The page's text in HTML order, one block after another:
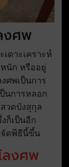
งศพ
ดาะเคราะห์
นัก หรืออยู่
ศพเป็นการ
ป็นการหลอก
วดบังสุกุล
ก็เป็นอีก
ดพิธีนี้ขึ้น
งศพ